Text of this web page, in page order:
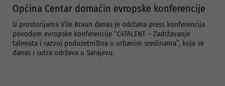
Općina Centar domaćin evropske konferencije
U prostorijama Vile Braun danas je održana press konferencija
povodom evropske konferencije “C4TALENT – Zadržavanje
talenata i razvoj poduzetništva u urbanim sredinama”, koja se
danas i sutra održava u Sarajevu.